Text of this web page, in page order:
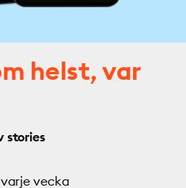
helst, var
stories
vecka